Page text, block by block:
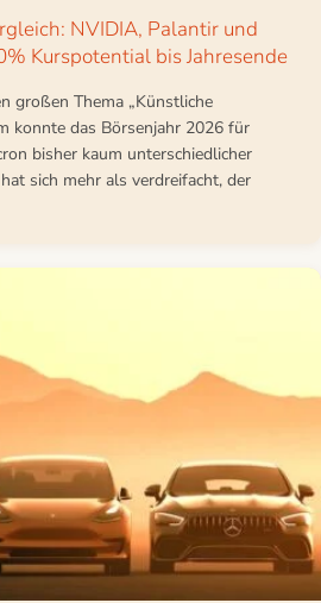
NVIDIA, Palantir und
Kurspotential bis Jahresende
großen Thema „Künstliche
konnte das Börsenjahr 2026 für
bisher kaum unterschiedlicher
sich mehr als verdreifacht, der